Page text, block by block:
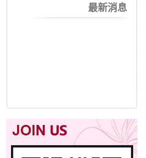
最新消息